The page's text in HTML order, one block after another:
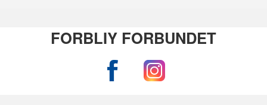
FORBLIY FORBUNDET